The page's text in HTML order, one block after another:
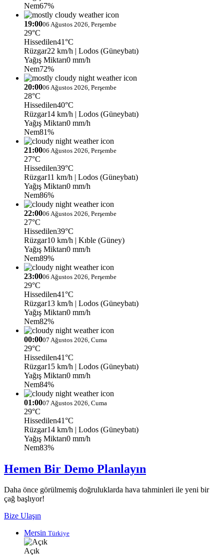
Nem67%
19:0006 Ağustos 2026, Perşembe
29°C
Hissedilen41°C
Rüzgar22 km/h | Lodos (Güneybatı)
Yağış Miktarı0 mm/h
Nem72%
20:0006 Ağustos 2026, Perşembe
28°C
Hissedilen40°C
Rüzgar14 km/h | Lodos (Güneybatı)
Yağış Miktarı0 mm/h
Nem81%
21:0006 Ağustos 2026, Perşembe
27°C
Hissedilen39°C
Rüzgar11 km/h | Lodos (Güneybatı)
Yağış Miktarı0 mm/h
Nem86%
22:0006 Ağustos 2026, Perşembe
27°C
Hissedilen39°C
Rüzgar10 km/h | Kıble (Güney)
Yağış Miktarı0 mm/h
Nem89%
23:0006 Ağustos 2026, Perşembe
29°C
Hissedilen41°C
Rüzgar13 km/h | Lodos (Güneybatı)
Yağış Miktarı0 mm/h
Nem82%
00:0007 Ağustos 2026, Cuma
29°C
Hissedilen41°C
Rüzgar15 km/h | Lodos (Güneybatı)
Yağış Miktarı0 mm/h
Nem84%
01:0007 Ağustos 2026, Cuma
29°C
Hissedilen41°C
Rüzgar14 km/h | Lodos (Güneybatı)
Yağış Miktarı0 mm/h
Nem83%
Hemen Bir Demo Planlayın
Daha önce görülmemiş doğruluklarda hava tahminleri ile yeni bir
çağ başlıyor!
Bize Ulaşın
Mersin Türkiye
Açık